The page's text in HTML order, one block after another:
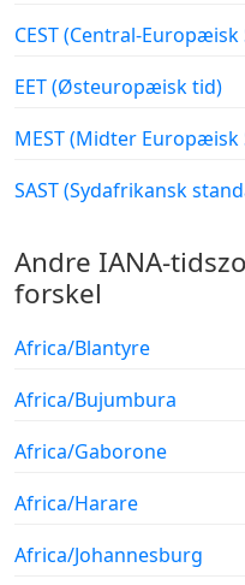
CEST (Central-
EET (Østeuropæisk tid)
MEST (Midter
SAST (Sydafrikansk
Andre IANA-
forskel
Africa/Blantyre
Africa/Bujumbura
Africa/Gaborone
Africa/Harare
Africa/Johannesburg